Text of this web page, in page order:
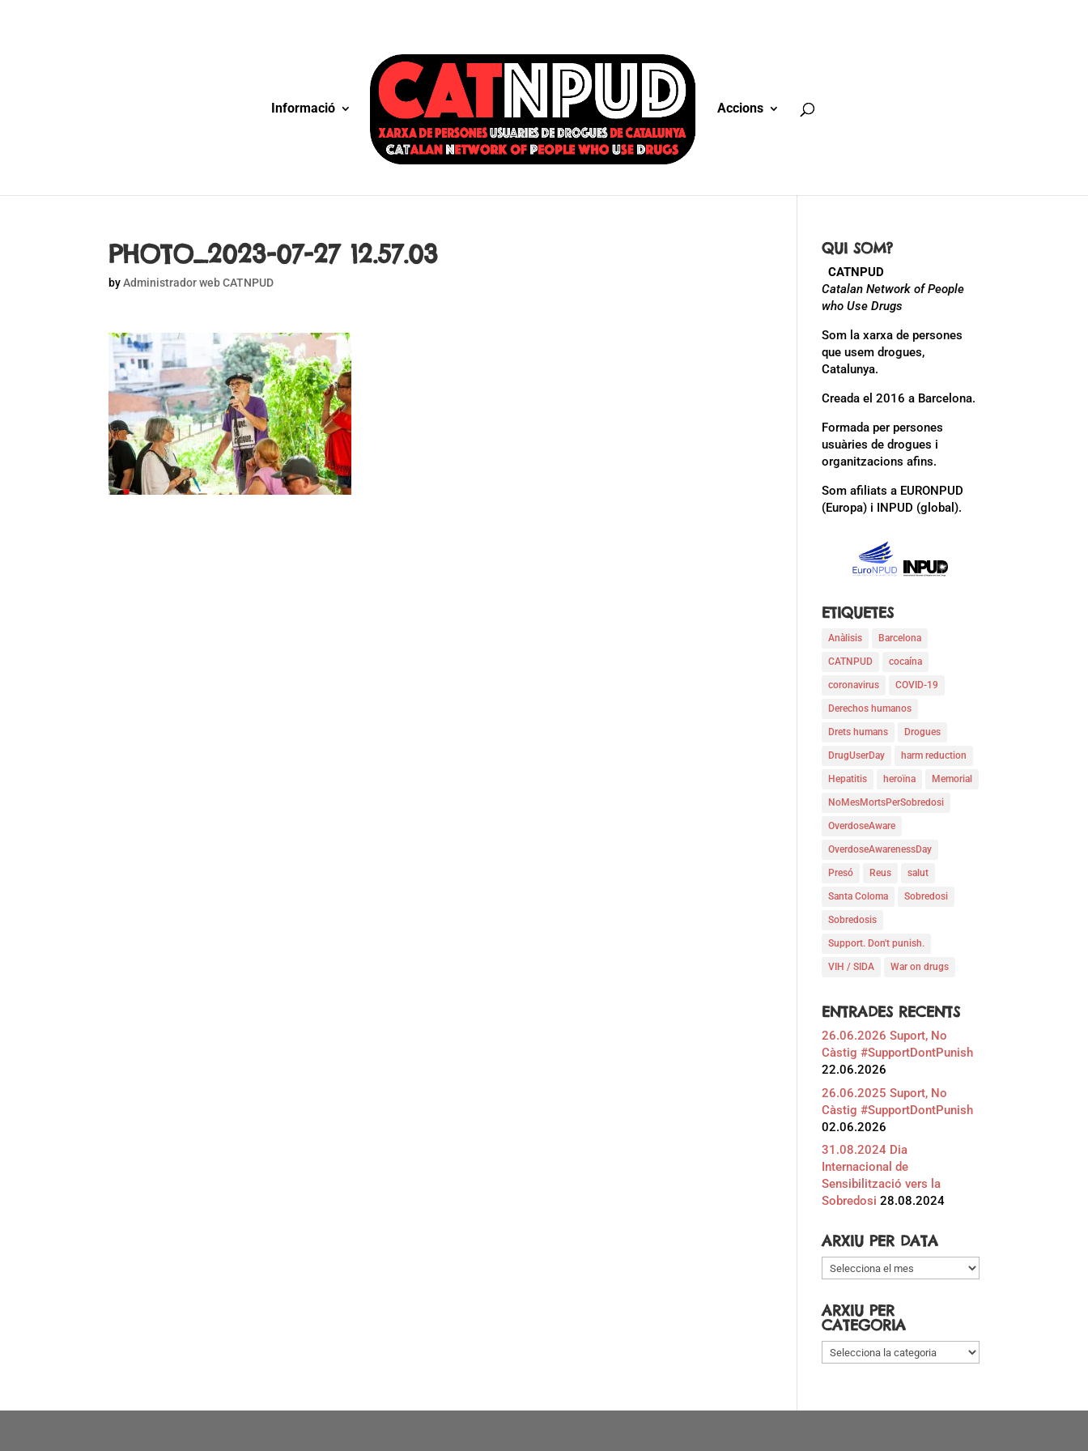
Informació Accions
PHOTO_2023-07-27 12.57.03
byAdministrador web CATNPUD
QUI SOM?
CATNPUD
Catalan Network of People
who Use Drugs
Som la xarxa de persones
que usem drogues,
Catalunya.
Creada el 2016 a Barcelona.
Formada per persones
usuàries de drogues i
organitzacions afins.
Som afiliats a EURONPUD
(Europa) i INPUD (global).
ETIQUETES
Anàlisis Barcelona
CATNPUD cocaína
coronavirus COVID-19
Derechos humanos
Drets humans Drogues
DrugUserDay harm reduction
Hepatitis heroïna Memorial
NoMesMortsPerSobredosi
OverdoseAware
OverdoseAwarenessDay
Presó Reus salut
Santa Coloma Sobredosi
Sobredosis
Support. Don't punish.
VIH / SIDA War on drugs
ENTRADES RECENTS
26.06.2026 Suport, No
Càstig #SupportDontPunish
22.06.2026
26.06.2025 Suport, No
Càstig #SupportDontPunish
02.06.2026
31.08.2024 Dia
Internacional de
Sensibilització vers la
Sobredosi 28.08.2024
ARXIU PER DATA
Arxiu
per
ARXIU PER
CATEGORIA
Arxiu
per